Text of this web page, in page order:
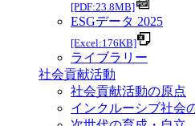
[PDF:23.8MB]
ESGデータ 2025
[Excel:176KB]
ライブラリー
社会貢献活動
社会貢献活動の原点
インクルーシブ社会